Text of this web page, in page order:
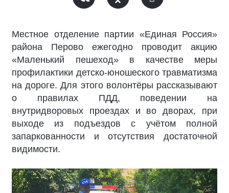
Местное отделение партии «Единая Россия»
района Перово ежегодно проводит акцию
«Маленький пешеход» в качестве меры
профилактики детско-юношеского травматизма
на дороге. Для этого волонтёры рассказывают
о правилах ПДД, поведении на
внутридворовых проездах и во дворах, при
выходе из подъездов с учётом полной
запаркованности и отсутствия достаточной
видимости.